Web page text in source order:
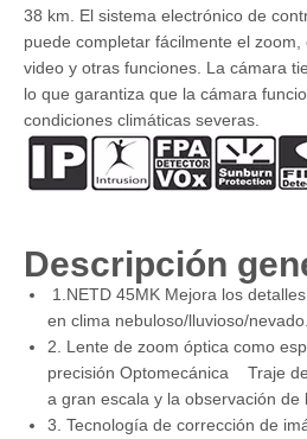
38 km. El sistema electrónico de
puede completar fácilmente el
video y otras funciones. La cámara
lo que garantiza que la cámara
condiciones climáticas severas.
Descripción
1.NETD 45MK Mejora los
en clima nebuloso/lluvioso/nevado.
2. Lente de zoom óptica como
precisión Optomecánica Traje
a gran escala y la observación de
3. Tecnología de corrección de